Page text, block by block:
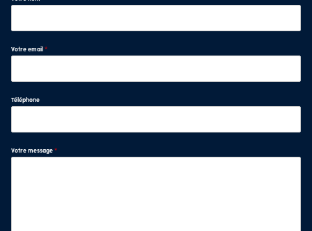
Votre email*
Téléphone
Votre message*